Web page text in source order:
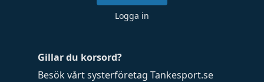
Gillar du korsord?
Besök vårt systerföretag Tankesport.se
Logga in